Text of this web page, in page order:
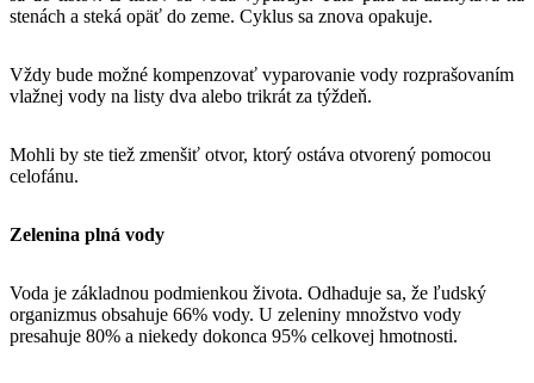
stenách a steká opäť do zeme. Cyklus sa znova opakuje.
Vždy bude možné kompenzovať vyparovanie vody rozprašovaním
vlažnej vody na listy dva alebo trikrát za týždeň.
Mohli by ste tiež zmenšiť otvor, ktorý ostáva otvorený pomocou
celofánu.
Zelenina plná vody
Voda je základnou podmienkou života. Odhaduje sa, že ľudský
organizmus obsahuje 66% vody. U zeleniny množstvo vody
presahuje 80% a niekedy dokonca 95% celkovej hmotnosti.